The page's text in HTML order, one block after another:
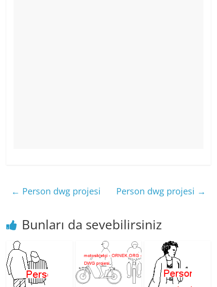
← Person dwg projesi Person dwg projesi →
Bunları da sevebilirsiniz